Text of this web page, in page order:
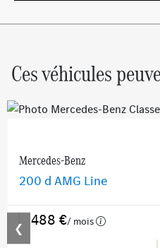
Ces véhicules
❮
Mercedes-Benz
200 d AMG Line
488 €/ mois